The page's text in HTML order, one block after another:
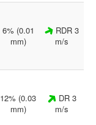
6% (0.01
mm)
RDR 3
m/s
12% (0.03
mm)
DR 3
m/s